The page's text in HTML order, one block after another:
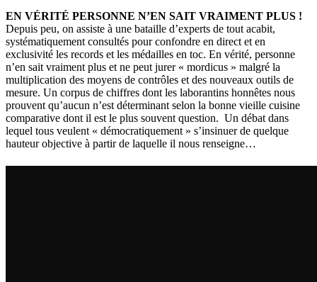
EN VÉRITÉ PERSONNE N’EN SAIT VRAIMENT PLUS !
Depuis peu, on assiste à une bataille d’experts de tout acabit,
systématiquement consultés pour confondre en direct et en
exclusivité les records et les médailles en toc. En vérité, personne
n’en sait vraiment plus et ne peut jurer « mordicus » malgré la
multiplication des moyens de contrôles et des nouveaux outils de
mesure. Un corpus de chiffres dont les laborantins honnêtes nous
prouvent qu’aucun n’est déterminant selon la bonne vieille cuisine
comparative dont il est le plus souvent question. Un débat dans
lequel tous veulent « démocratiquement » s’insinuer de quelque
hauteur objective à partir de laquelle il nous renseigne…